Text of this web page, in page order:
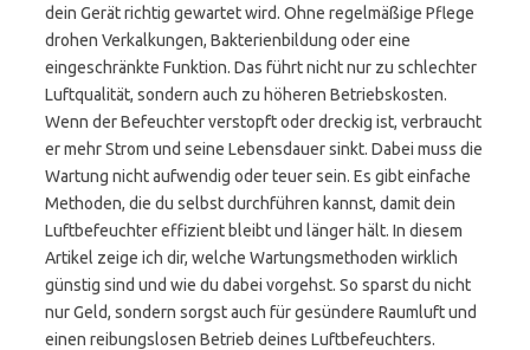
dein Gerät richtig gewartet wird. Ohne regelmäßige Pflege
drohen Verkalkungen, Bakterienbildung oder eine
eingeschränkte Funktion. Das führt nicht nur zu schlechter
Luftqualität, sondern auch zu höheren Betriebskosten.
Wenn der Befeuchter verstopft oder dreckig ist, verbraucht
er mehr Strom und seine Lebensdauer sinkt. Dabei muss die
Wartung nicht aufwendig oder teuer sein. Es gibt einfache
Methoden, die du selbst durchführen kannst, damit dein
Luftbefeuchter effizient bleibt und länger hält. In diesem
Artikel zeige ich dir, welche Wartungsmethoden wirklich
günstig sind und wie du dabei vorgehst. So sparst du nicht
nur Geld, sondern sorgst auch für gesündere Raumluft und
einen reibungslosen Betrieb deines Luftbefeuchters.